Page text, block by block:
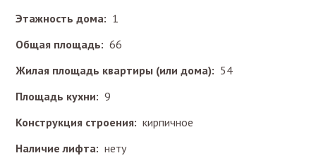
Этажность дома: 1
Общая площадь: 66
Жилая площадь квартиры (или дома): 54
Площадь кухни: 9
Конструкция строения: кирпичное
Наличие лифта: нету